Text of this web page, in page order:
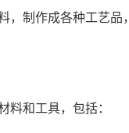
，制作成各种工艺
料和工具，包括：